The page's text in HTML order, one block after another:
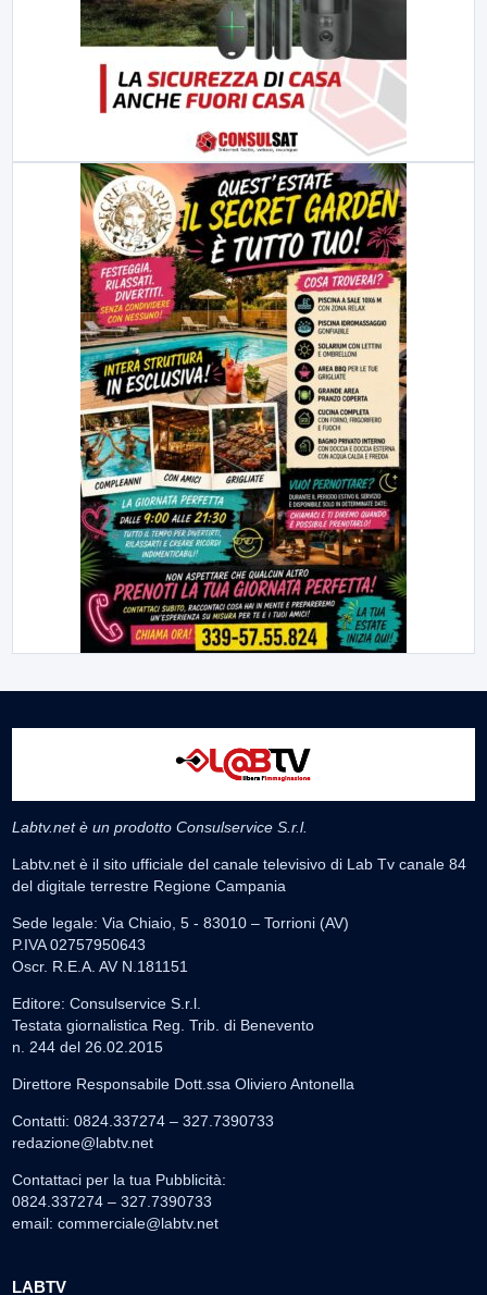
Labtv.net è un prodotto Consulservice S.r.l.
Labtv.net è il sito ufficiale del canale televisivo di Lab Tv canale 84
del digitale terrestre Regione Campania
Sede legale: Via Chiaio, 5 - 83010 – Torrioni (AV)
P.IVA 02757950643
Oscr. R.E.A. AV N.181151
Editore: Consulservice S.r.l.
Testata giornalistica Reg. Trib. di Benevento
n. 244 del 26.02.2015
Direttore Responsabile Dott.ssa Oliviero Antonella
Contatti: 0824.337274 – 327.7390733
redazione@labtv.net
Contattaci per la tua Pubblicità:
0824.337274 – 327.7390733
email: commerciale@labtv.net
LABTV